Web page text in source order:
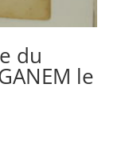
du
le